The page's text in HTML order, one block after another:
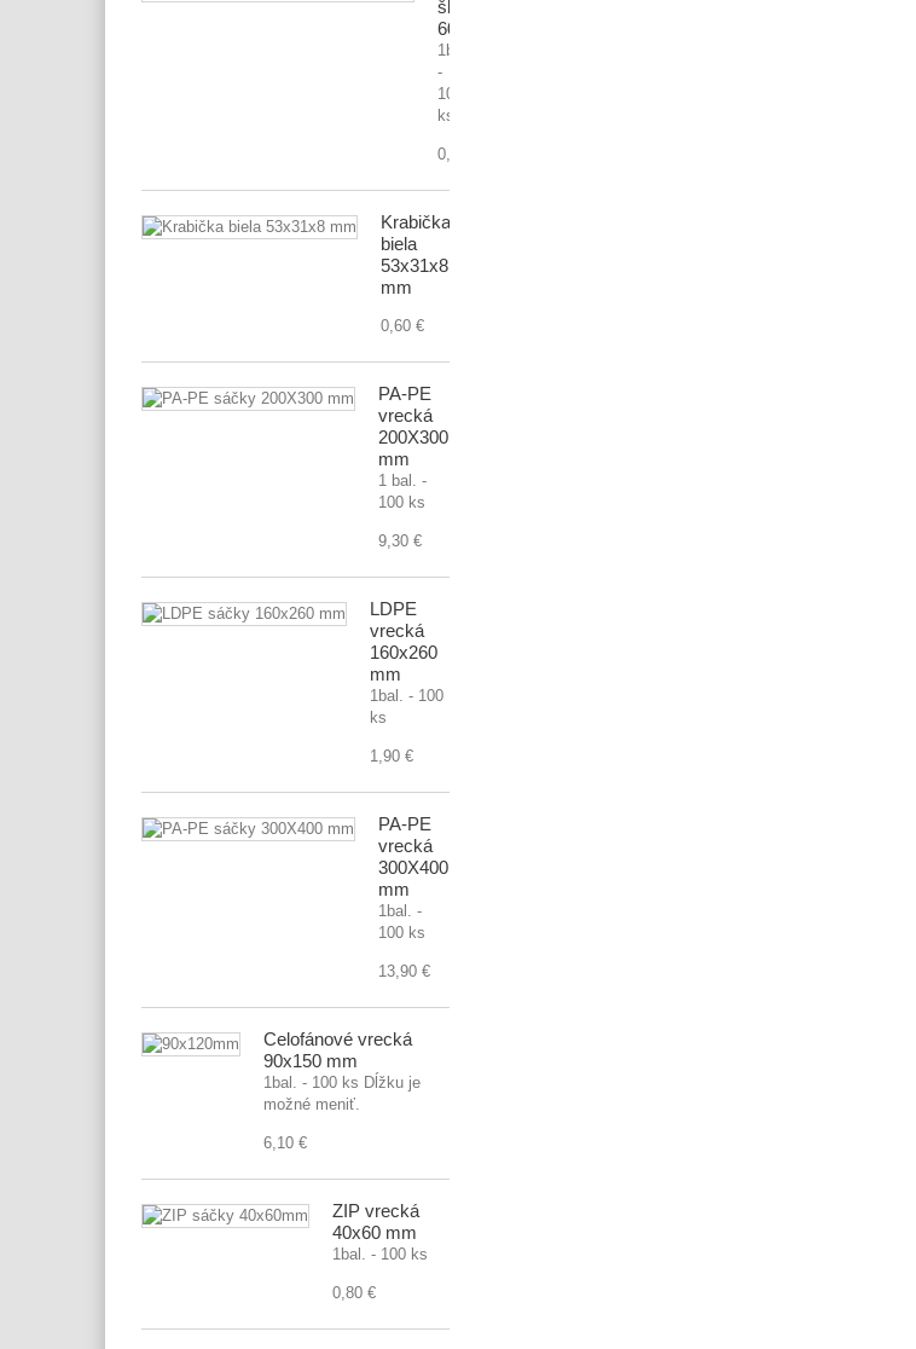
škatuľa
600x400x100mm
1bal.
-
10
ks
0,70 €
Krabička
biela
53x31x8
mm
0,60 €
PA-PE
vrecká
200X300
mm
1 bal. -
100 ks
9,30 €
LDPE
vrecká
160x260
mm
1bal. - 100
ks
1,90 €
PA-PE
vrecká
300X400
mm
1bal. -
100 ks
13,90 €
Celofánové vrecká
90x150 mm
1bal. - 100 ks Dĺžku je
možné meniť.
6,10 €
ZIP vrecká
40x60 mm
1bal. - 100 ks
0,80 €